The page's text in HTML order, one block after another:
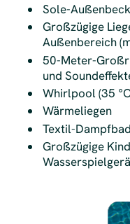
Sole-
Großzügige
Außenbereich
50-Meter-
und
Whirlpool (35
Wärmeliegen
Textil-Dampfbad
Großzügige